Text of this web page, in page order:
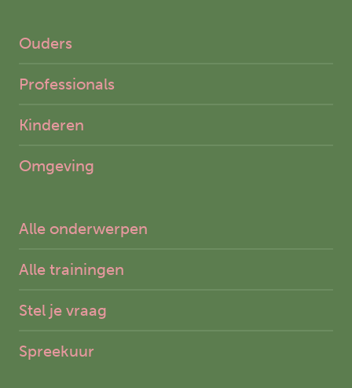
Ouders
Professionals
Kinderen
Omgeving
Alle onderwerpen
Alle trainingen
Stel je vraag
Spreekuur